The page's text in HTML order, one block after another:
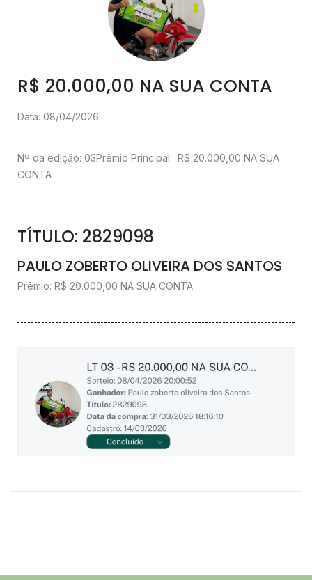
R$ 20.000,00 NA SUA CONTA
Data: 08/04/2026
Nº da edição: 03Prêmio Principal: R$ 20.000,00 NA SUA
CONTA
TÍTULO: 2829098
PAULO ZOBERTO OLIVEIRA DOS SANTOS
Prêmio: R$ 20.000,00 NA SUA CONTA